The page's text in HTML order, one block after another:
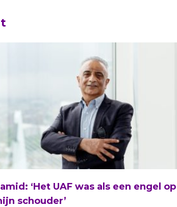
‘Het UAF was als een engel op
schouder’